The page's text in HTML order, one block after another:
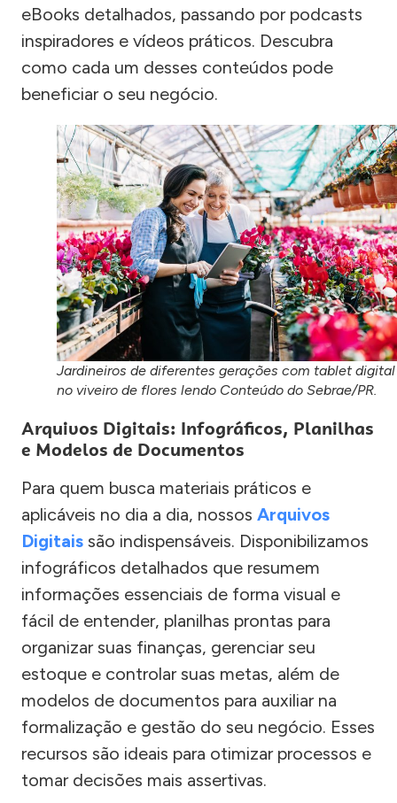
eBooks detalhados, passando por podcasts
inspiradores e vídeos práticos. Descubra
como cada um desses conteúdos pode
beneficiar o seu negócio.
Jardineiros de diferentes gerações com tablet digital
no viveiro de flores lendo Conteúdo do Sebrae/PR.
Arquivos Digitais: Infográficos, Planilhas
e Modelos de Documentos
Para quem busca materiais práticos e
aplicáveis no dia a dia, nossos Arquivos
Digitais são indispensáveis. Disponibilizamos
infográficos detalhados que resumem
informações essenciais de forma visual e
fácil de entender, planilhas prontas para
organizar suas finanças, gerenciar seu
estoque e controlar suas metas, além de
modelos de documentos para auxiliar na
formalização e gestão do seu negócio. Esses
recursos são ideais para otimizar processos e
tomar decisões mais assertivas.